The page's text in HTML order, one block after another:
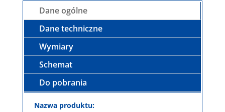
Dane ogólne
Dane techniczne
Wymiary
Schemat
Do pobrania
Nazwa produktu: